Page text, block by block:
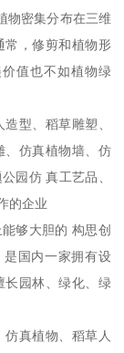
物密集分布在三维
常，修剪和植物形
值也不如植物绿
型、稻草雕塑、
、仿真植物墙、仿
园仿 真工艺品、
的企业
够大胆的 构思创
国内一家拥有设
长园林、绿化、绿
真植物、稻草人